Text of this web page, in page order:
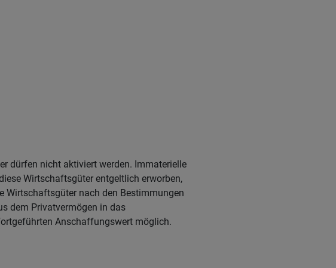
dürfen nicht aktiviert werden. Immaterielle
Wirtschaftsgüter entgeltlich erworben,
Wirtschaftsgüter nach den Bestimmungen
dem Privatvermögen in das
Anschaffungswert möglich.